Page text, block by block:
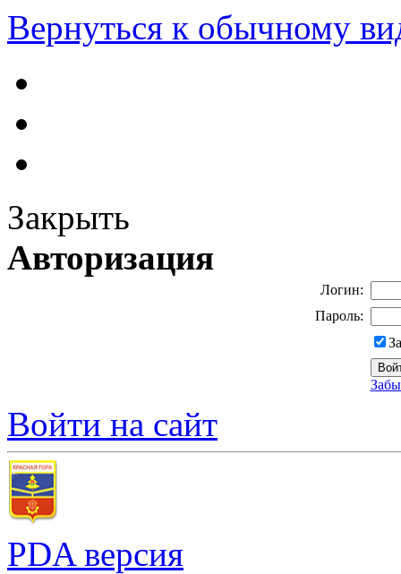
Вернуться к обычному
Закрыть
Авторизация
Логин:
Пароль:
Войти на сайт
PDA версия